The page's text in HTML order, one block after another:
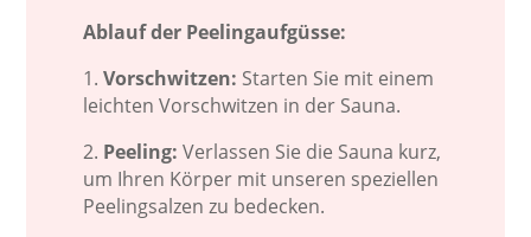
Ablauf der Peelingaufgüsse:
1. Vorschwitzen: Starten Sie mit einem
leichten Vorschwitzen in der Sauna.
2. Peeling: Verlassen Sie die Sauna kurz,
um Ihren Körper mit unseren speziellen
Peelingsalzen zu bedecken.